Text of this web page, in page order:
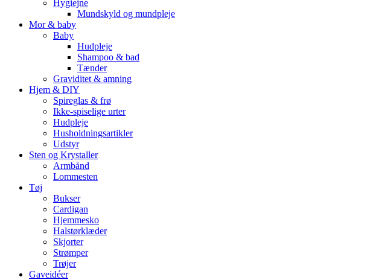
Hygiejne
Mundskyld og mundpleje
Mor & baby
Baby
Hudpleje
Shampoo & bad
Tænder
Graviditet & amning
Hjem & DIY
Spireglas & frø
Ikke-spiselige urter
Hudpleje
Husholdningsartikler
Udstyr
Sten og Krystaller
Armbånd
Lommesten
Tøj
Bukser
Cardigan
Hjemmesko
Halstørklæder
Skjorter
Strømper
Trøjer
Gaveidéer